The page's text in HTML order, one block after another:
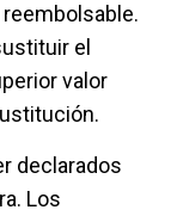
reembolsable.
el
valor
declarados
Los